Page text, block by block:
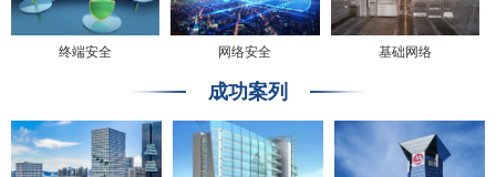
终端安全 网络安全 基础网络
成功案列